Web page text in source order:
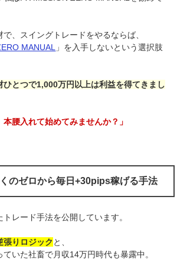
、スイングトレードをやるならば、
MANUAL 」を入手しないという選択肢
ひとつで1,000万円以上は利益を得てきまし
本腰入れて始めてみませんか？」
のゼロから毎日+30pips稼げる手法
レード手法を公開しています。
張りロジック と、
ていた社畜で月収14万円時代も暴露中。